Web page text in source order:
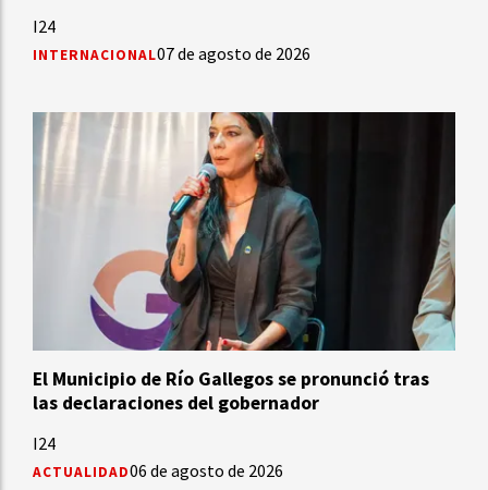
I24
INTERNACIONAL07 de agosto de 2026
El Municipio de Río Gallegos se pronunció tras
las declaraciones del gobernador
I24
ACTUALIDAD06 de agosto de 2026